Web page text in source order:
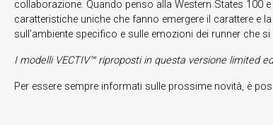
collaborazione. Quando penso alla Western States 100
caratteristiche uniche che fanno emergere il carattere e
sull’ambiente specifico e sulle emozioni dei runner che
I modelli VECTIV™ riproposti in questa versione limited
Per essere sempre informati sulle prossime novità, è